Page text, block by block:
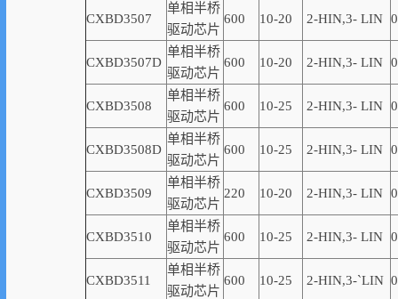
CXBD3507
单相半桥
驱动芯片
600 10-20 2-HIN,3- LIN
CXBD3507D
单相半桥
驱动芯片
600 10-20 2-HIN,3- LIN
CXBD3508
单相半桥
驱动芯片
600 10-25 2-HIN,3- LIN
CXBD3508D
单相半桥
驱动芯片
600 10-25 2-HIN,3- LIN
CXBD3509
单相半桥
驱动芯片
220 10-20 2-HIN,3- LIN
CXBD3510
单相半桥
驱动芯片
600 10-25 2-HIN,3- LIN
CXBD3511
单相半桥
驱动芯片
600 10-25 2-HIN,3-`LIN